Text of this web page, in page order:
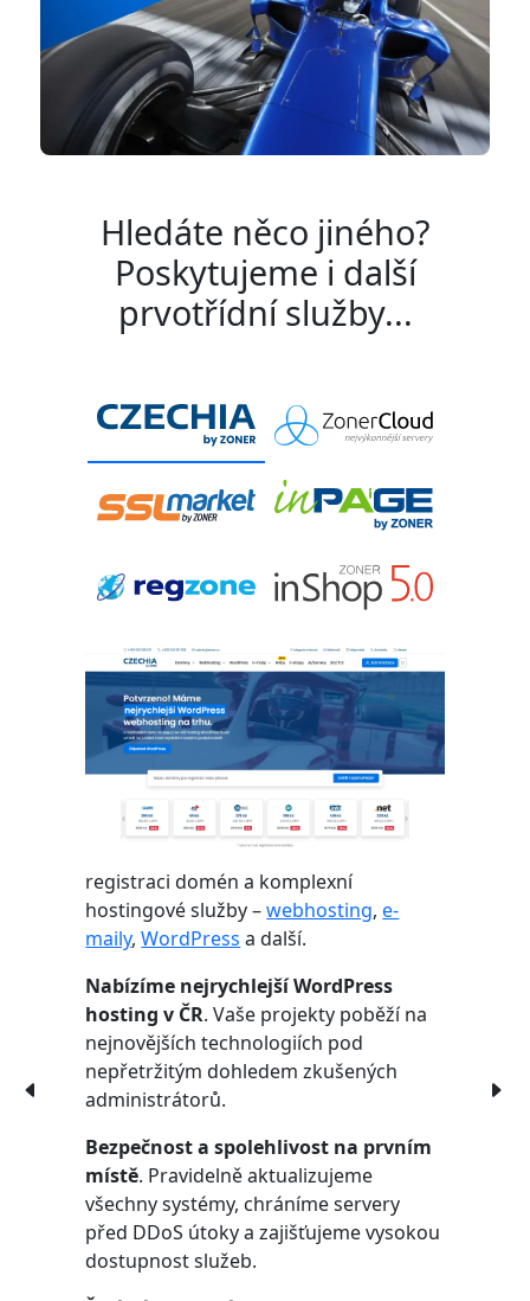
Hledáte něco jiného?
Poskytujeme i další
prvotřídní služby...
registraci domén a komplexní
hostingové služby –webhosting,e-
maily,WordPress a další.
Nabízíme nejrychlejší WordPress
hosting v ČR. Vaše projekty poběží na
nejnovějších technologiích pod
nepřetržitým dohledem zkušených
administrátorů.
Bezpečnost a spolehlivost na prvním
místě. Pravidelně aktualizujeme
všechny systémy, chráníme servery
před DDoS útoky a zajišťujeme vysokou
dostupnost služeb.